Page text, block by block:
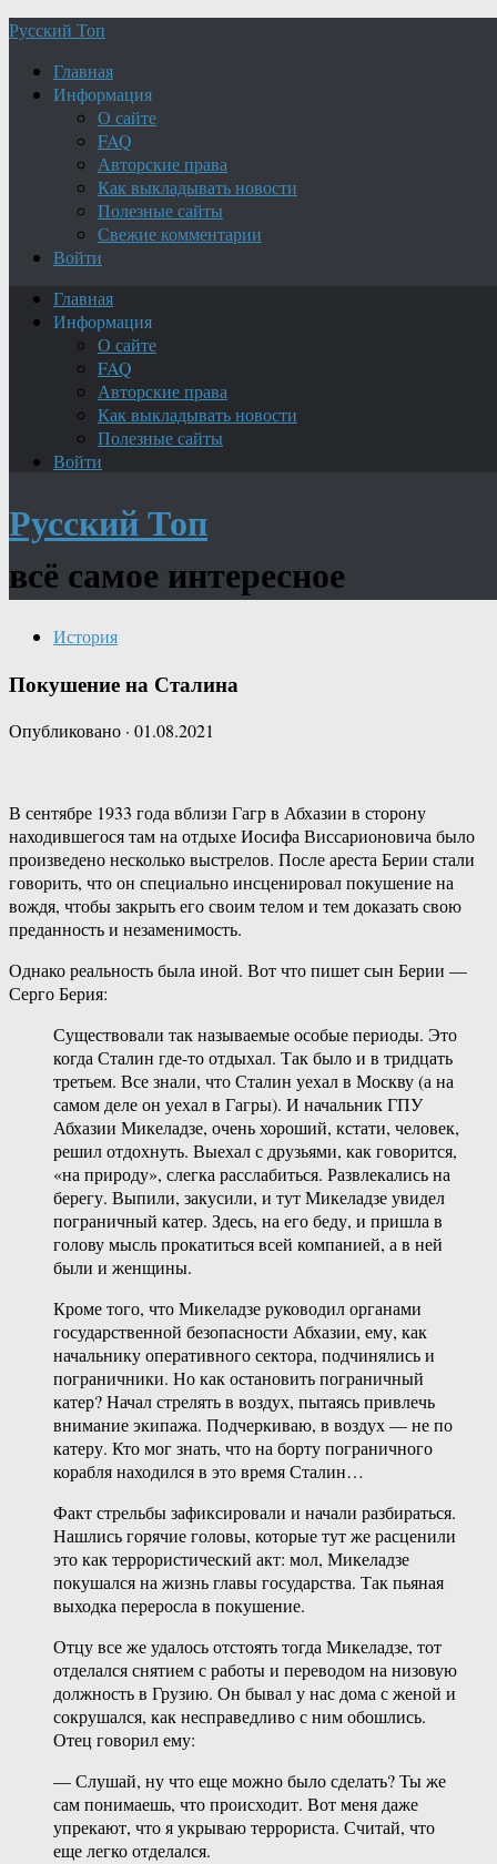
Русский Топ
Главная
Информация
О сайте
FAQ
Авторские права
Как выкладывать новости
Полезные сайты
Свежие комментарии
Войти
Главная
Информация
О сайте
FAQ
Авторские права
Как выкладывать новости
Полезные сайты
Войти
Русский Топ
всё самое интересное
История
Покушение на Сталина
Опубликовано · 01.08.2021
В сентябре 1933 года вблизи Гагр в Абхазии в сторону
находившегося там на отдыхе Иосифа Виссарионовича было
произведено несколько выстрелов. После ареста Берии стали
говорить, что он специально инсценировал покушение на
вождя, чтобы закрыть его своим телом и тем доказать свою
преданность и незаменимость.
Однако реальность была иной. Вот что пишет сын Берии —
Серго Берия:
Существовали так называемые особые периоды. Это
когда Сталин где-то отдыхал. Так было и в тридцать
третьем. Все знали, что Сталин уехал в Москву (а на
самом деле он уехал в Гагры). И начальник ГПУ
Абхазии Микеладзе, очень хороший, кстати, человек,
решил отдохнуть. Выехал с друзьями, как говорится,
«на природу», слегка расслабиться. Развлекались на
берегу. Выпили, закусили, и тут Микеладзе увидел
пограничный катер. Здесь, на его беду, и пришла в
голову мысль прокатиться всей компанией, а в ней
были и женщины.
Кроме того, что Микеладзе руководил органами
государственной безопасности Абхазии, ему, как
начальнику оперативного сектора, подчинялись и
пограничники. Но как остановить пограничный
катер? Начал стрелять в воздух, пытаясь привлечь
внимание экипажа. Подчеркиваю, в воздух — не по
катеру. Кто мог знать, что на борту пограничного
корабля находился в это время Сталин…
Факт стрельбы зафиксировали и начали разбираться.
Нашлись горячие головы, которые тут же расценили
это как террористический акт: мол, Микеладзе
покушался на жизнь главы государства. Так пьяная
выходка переросла в покушение.
Отцу все же удалось отстоять тогда Микеладзе, тот
отделался снятием с работы и переводом на низовую
должность в Грузию. Он бывал у нас дома с женой и
сокрушался, как несправедливо с ним обошлись.
Отец говорил ему:
— Слушай, ну что еще можно было сделать? Ты же
сам понимаешь, что происходит. Вот меня даже
упрекают, что я укрываю террориста. Считай, что
еще легко отделался.